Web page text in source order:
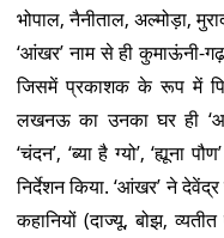
भोपाल, नैनीताल, अल्मोड़ा,
‘आंखर’ नाम से ही कुमाऊंनी-
जिसमें प्रकाशक के रूप में
लखनऊ का उनका घर ही
‘चंदन’, ‘ब्या है ग्यो’,
निर्देशन किया. ‘आंखर’ ने
कहानियों (दाज्यू, बोझ,